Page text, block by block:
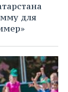
для